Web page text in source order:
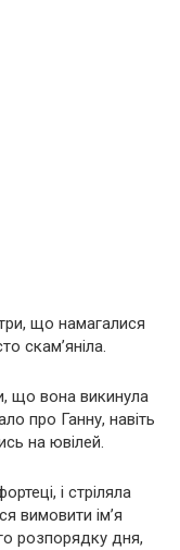
що намагалися
скам’яніла.
що вона викинула
про Ганну, навіть
на ювілей.
і стріляла
вимовити ім’я
розпорядку дня,